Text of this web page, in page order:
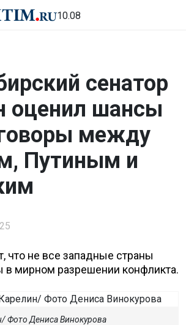
10.08
сенатор
оценил шансы
между
Путиным и
что не все западные страны
в мирном разрешении конфликта.
Фото Дениса Винокурова